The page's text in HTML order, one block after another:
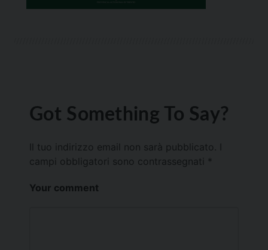
Got Something To Say?
Il tuo indirizzo email non sarà pubblicato.
campi obbligatori sono contrassegnati *
Your comment